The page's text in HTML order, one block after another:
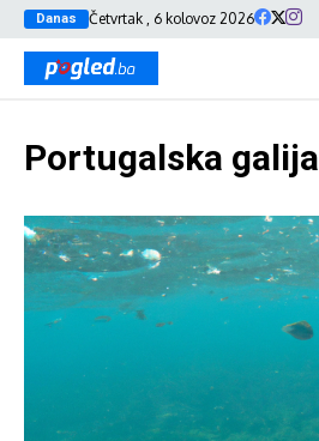
Danas Četvrtak , 6 kolovoz 2026
Portugalska galija